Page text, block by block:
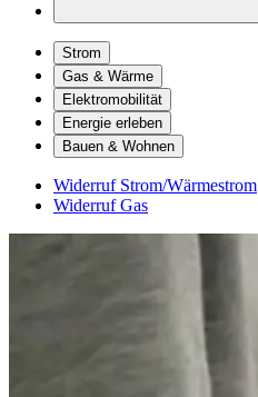
Strom
Gas & Wärme
Elektromobilität
Energie erleben
Bauen & Wohnen
Widerruf Strom/Wärmestrom
Widerruf Gas